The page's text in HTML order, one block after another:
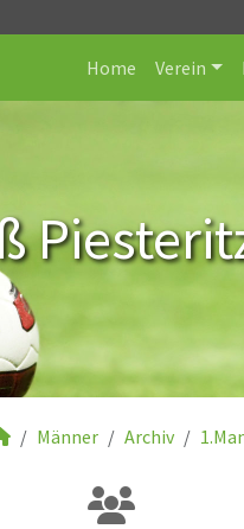
Home Verein
Männer Archiv